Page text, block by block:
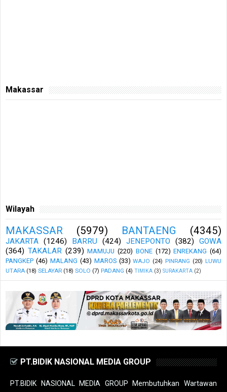
Makassar
Wilayah
MAKASSAR (5979) BANTAENG (4345)
JAKARTA (1246) BARRU (424) JENEPONTO (382)
GOWA
(364) TAKALAR (239) MAMUJU (220) BONE (172) ENREKANG (64)
PANGKEP (46) MALANG (43) MAROS (33) WAJO (24) PINRANG (20) LUWU
UTARA (18) SELAYAR (18) SOLO (7) PADANG (4) TIMIKA (3) SURAKARTA (2)
PT.BIDIK NASIONAL MEDIA GROUP
PT.BIDIK NASIONAL MEDIA GROUP Membutuhkan Wartawan